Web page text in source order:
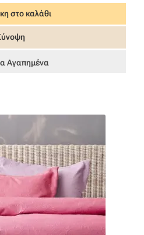
€.
τιμή
είναι:
στο καλάθι
Αγαπημένα